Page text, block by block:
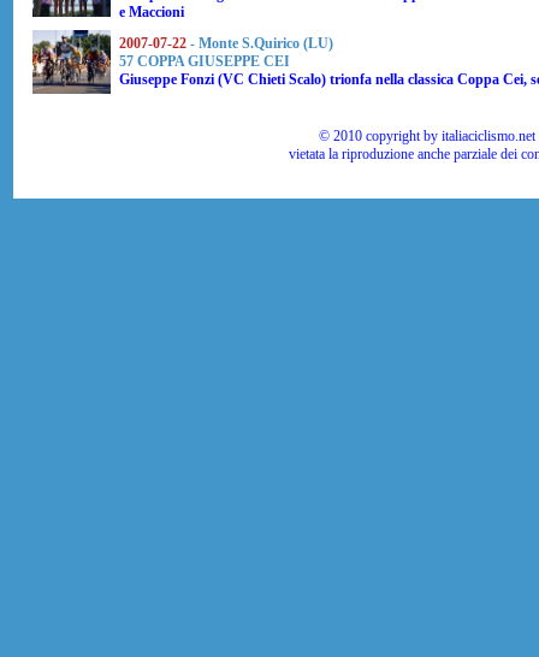
e Maccioni
2007-07-22 - Monte S.Quirico (LU)
57 COPPA GIUSEPPE CEI
Giuseppe Fonzi (VC Chieti Scalo) trionfa nella classica Coppa
© 2010 copyright by
vietata la riproduzione anche parziale dei